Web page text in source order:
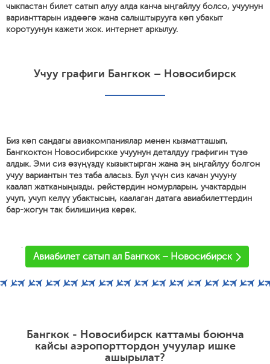
чыкпастан билет сатып алуу алда канча ыңгайлуу болсо, учуунун
варианттарын издөөгө жана салыштырууга көп убакыт
коротуунун кажети жок. интернет аркылуу.
Учуу графиги Бангкок – Новосибирск
Биз көп сандагы авиакомпаниялар менен кызматташып,
Бангкоктон Новосибирскке учуунун деталдуу графигин түзө
алдык. Эми сиз өзүңүздү кызыктырган жана эң ыңгайлуу болгон
учуу вариантын тез таба аласыз. Бул үчүн сиз качан учууну
каалап жатканыңызды, рейстердин номурларын, учактардын
учуп, учуп келүү убактысын, каалаган датага авиабилеттердин
бар-жогун так билишиңиз керек.
'
Авиабилет сатып ал Бангкок – Новосибирск
Бангкок - Новосибирск каттамы боюнча
кайсы аэропорттордон учуулар ишке
ашырылат?